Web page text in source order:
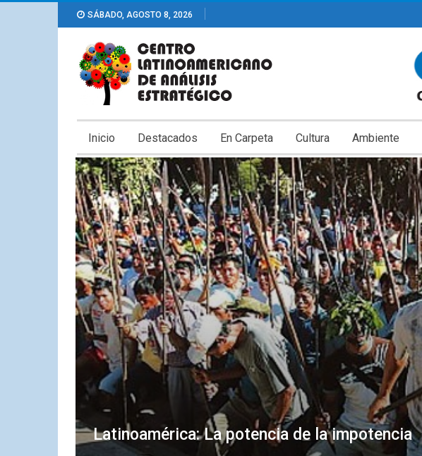
SÁBADO, AGOSTO 8, 2026
Inicio Destacados En Carpeta Cultura Ambiente
Latinoamérica: La potencia de la impotencia